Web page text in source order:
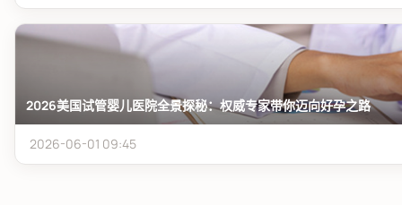
2026美国试管婴儿医院全景探秘：权威专家带你迈向好孕之路
2026-06-01 09:45